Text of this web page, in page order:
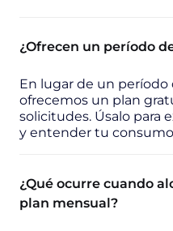
¿Ofrecen un período
En lugar de un
ofrecemos un plan
solicitudes. Úsalo para
y entender tu
¿Qué ocurre cuando
plan mensual?